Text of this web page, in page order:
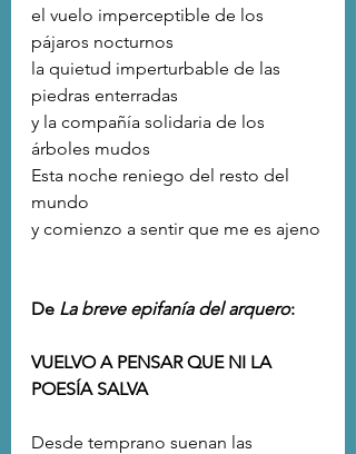
el vuelo imperceptible de los
pájaros nocturnos
la quietud imperturbable de las
piedras enterradas
y la compañía solidaria de los
árboles mudos
Esta noche reniego del resto del
mundo
y comienzo a sentir que me es ajeno
De La breve epifanía del arquero:
VUELVO A PENSAR QUE NI LA
POESÍA SALVA
Desde temprano suenan las